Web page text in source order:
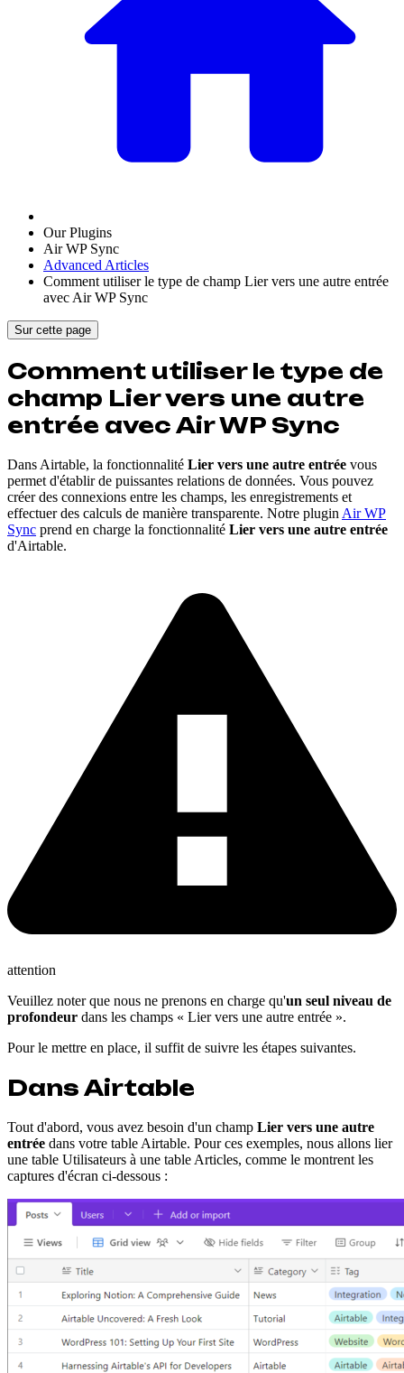
Our Plugins
Air WP Sync
Advanced Articles
Comment utiliser le type de champ Lier vers une autre entrée
avec Air WP Sync
Sur cette page
Comment utiliser le type de
champ Lier vers une autre
entrée avec Air WP Sync
Dans Airtable, la fonctionnalité Lier vers une autre entrée vous
permet d'établir de puissantes relations de données. Vous pouvez
créer des connexions entre les champs, les enregistrements et
effectuer des calculs de manière transparente. Notre plugin Air WP
Sync prend en charge la fonctionnalité Lier vers une autre entrée
d'Airtable.
attention
Veuillez noter que nous ne prenons en charge qu'un seul niveau de
profondeur dans les champs « Lier vers une autre entrée ».
Pour le mettre en place, il suffit de suivre les étapes suivantes.
Dans Airtable
Tout d'abord, vous avez besoin d'un champ Lier vers une autre
entrée dans votre table Airtable. Pour ces exemples, nous allons lier
une table Utilisateurs à une table Articles, comme le montrent les
captures d'écran ci-dessous :